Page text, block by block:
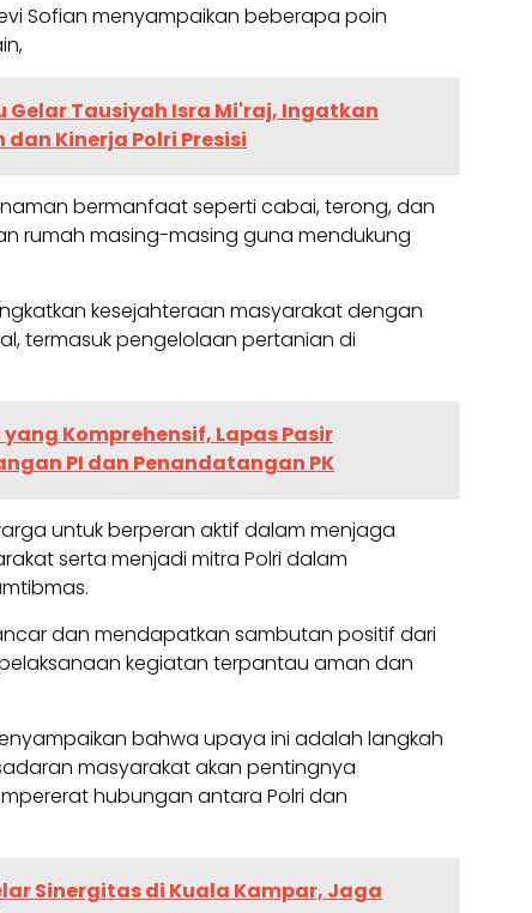
Sofian menyampaikan beberapa poin
Gelar Tausiyah Isra Mi'raj, Ingatkan
Kinerja Polri Presisi
bermanfaat seperti cabai, terong, dan
rumah masing-masing guna mendukung
kesejahteraan masyarakat dengan
termasuk pengelolaan pertanian di
yang Komprehensif, Lapas Pasir
PI dan Penandatangan PK
untuk berperan aktif dalam menjaga
serta menjadi mitra Polri dalam
dan mendapatkan sambutan positif dari
kegiatan terpantau aman dan
bahwa upaya ini adalah langkah
masyarakat akan pentingnya
hubungan antara Polri dan
Sinergitas di Kuala Kampar, Jaga